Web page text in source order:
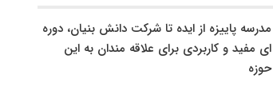
مدرسه پاییزه از ایده تا شرکت دانش بنیان، دوره
ای مفید و کاربردی برای علاقه مندان به این
حوزه